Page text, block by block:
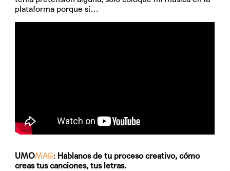
plataforma porque sí…
UMOMAG: Háblanos de tu proceso creativo, cómo
creas tus canciones, tus letras.